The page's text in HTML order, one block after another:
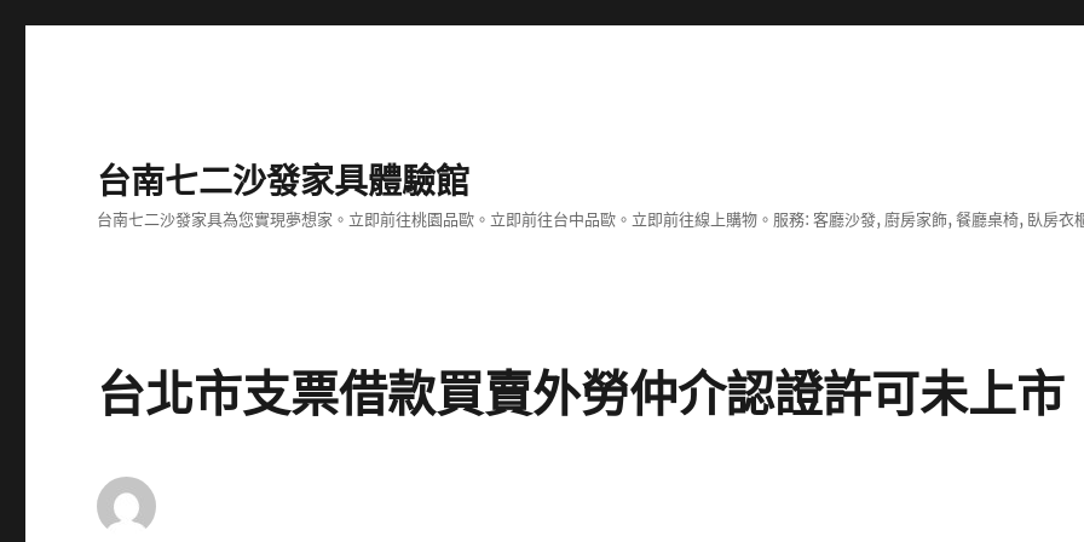
台南七二沙發家具體驗館
台南七二沙發家具為您實現夢想家。立即前往桃園品歐。立即前往台中品歐。立即前往線上購物。服務: 客廳沙發, 廚房家飾, 餐廳桌椅, 臥房衣
台北市支票借款買賣外勞仲介認證許可未上市